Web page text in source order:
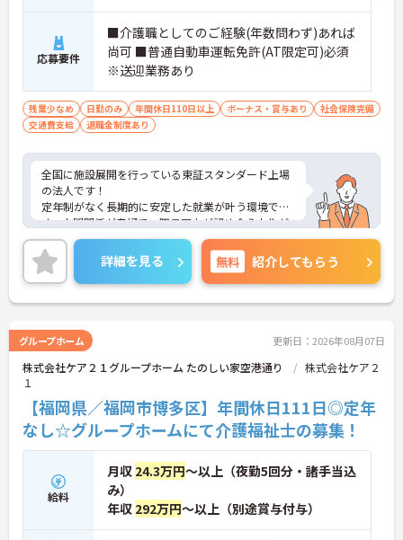
応募要件
■介護職としてのご経験(年数問わず)あれば
尚可 ■普通自動車運転免許(AT限定可)必須
※送迎業務あり
残業少なめ 日勤のみ 年間休日110日以上 ボーナス・賞与あり
社会保険完備
交通費支給
退職金制度あり
全国に施設展開を行っている東証スタンダード上場
の法人です！
定年制がなく長期的に安定した就業が叶う環境で
す。人間関係が良好で、職員同士が認め合う文化が
根付いています。
ご興味のある方には、面接対策ポイントなど、さら
に詳細をご案内しますのでお気軽にご相談くださ
い！
詳細を見る 無料 紹介してもらう
グループホーム 更新日：2026年08月07日
株式会社ケア２１グループホーム たのしい家空港通り
株式会社ケア２
１
【福岡県／福岡市博多区】年間休日111日◎定年
なし☆グループホームにて介護福祉士の募集！
給料
月収 24.3万円～以上（夜勤5回分・諸手当込
み）
年収 292万円～以上（別途賞与付与）